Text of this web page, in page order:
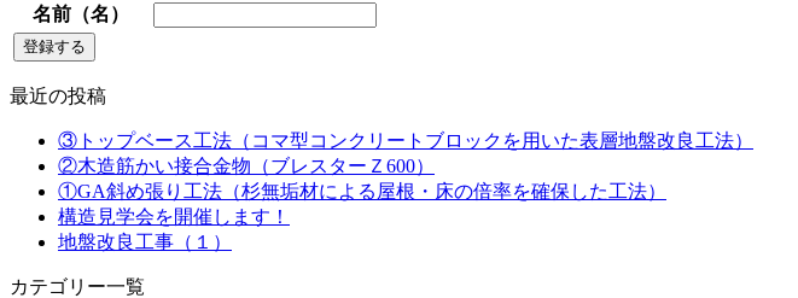
名前（名）
最近の投稿
③トップベース工法（コマ型コンクリートブロックを用いた表層地盤改良工法）
②木造筋かい接合金物（ブレスターＺ600）
①GA斜め張り工法（杉無垢材による屋根・床の倍率を確保した工法）
構造見学会を開催します！
地盤改良工事（１）
カテゴリー一覧